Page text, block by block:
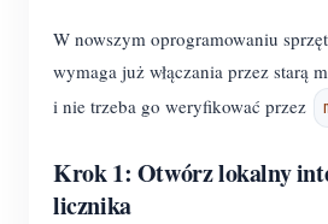
W nowszym oprogramowaniu
wymaga już włączania przez starą
i nie trzeba go weryfikować przez
Krok 1: Otwórz lokalny
licznika